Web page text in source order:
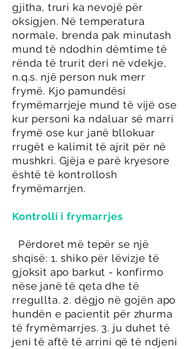
gjitha, truri ka nevojë për
oksigjen. Në temperatura
normale, brenda pak minutash
mund të ndodhin dëmtime të
rënda të trurit deri në vdekje,
n.q.s. një person nuk merr
frymë. Kjo pamundësi
frymëmarrjeje mund të vijë ose
kur personi ka ndaluar së marri
frymë ose kur janë bllokuar
rrugët e kalimit të ajrit për në
mushkri. Gjëja e parë kryesore
është të kontrollosh
frymëmarrjen.
Kontrolli i frymarrjes
Përdoret më tepër se një
shqisë: 1. shiko për lëvizje të
gjoksit apo barkut - konfirmo
nëse janë të qeta dhe të
rregullta. 2. dëgjo në gojën apo
hundën e pacientit për zhurma
të frymëmarrjes. 3. ju duhet të
jeni të aftë të arrini që të ndjeni